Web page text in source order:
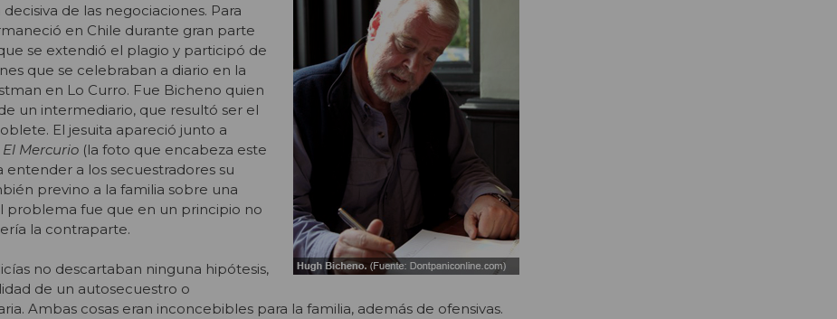
de las negociaciones. Para
en Chile durante gran parte
se extendió el plagio y participó de
que se celebraban a diario en la
en Lo Curro. Fue Bicheno quien
un intermediario, que resultó ser el
El jesuita apareció junto a
El Mercurio (la foto que encabeza este
entender a los secuestradores su
previno a la familia sobre una
problema fue que en un principio no
la contraparte.
no descartaban ninguna hipótesis,
de un autosecuestro o
Ambas cosas eran inconcebibles para la familia, además de ofensivas.